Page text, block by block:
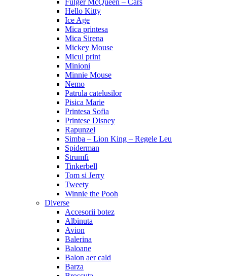
Fulger McQueen – Cars
Hello Kitty
Ice Age
Mica printesa
Mica Sirena
Mickey Mouse
Micul print
Minioni
Minnie Mouse
Nemo
Patrula catelusilor
Pisica Marie
Printesa Sofia
Printese Disney
Rapunzel
Simba – Lion King – Regele Leu
Spiderman
Strumfi
Tinkerbell
Tom si Jerry
Tweety
Winnie the Pooh
Diverse
Accesorii botez
Albinuta
Avion
Balerina
Baloane
Balon aer cald
Barza